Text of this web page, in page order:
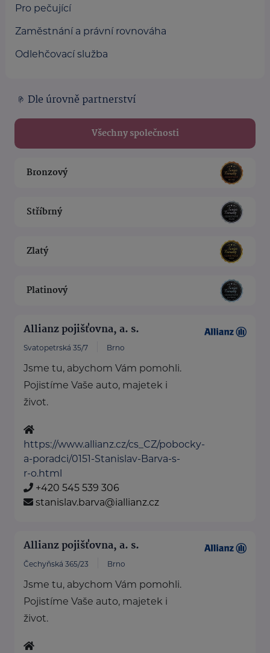
Pro pečující
Zaměstnání a právní rovnováha
Odlehčovací služba
Dle úrovně partnerství
Všechny společnosti
Bronzový
Stříbrný
Zlatý
Platinový
Allianz pojišťovna, a. s.
Svatopetrská 35/7 Brno
Jsme tu, abychom Vám pomohli.
Pojistíme Vaše auto, majetek i
život.
https://www.allianz.cz/cs_CZ/pobocky-
a-poradci/0151-Stanislav-Barva-s-
r-o.html
+420 545 539 306
stanislav.barva@iallianz.cz
Allianz pojišťovna, a. s.
Čechyňská 365/23 Brno
Jsme tu, abychom Vám pomohli.
Pojistíme Vaše auto, majetek i
život.